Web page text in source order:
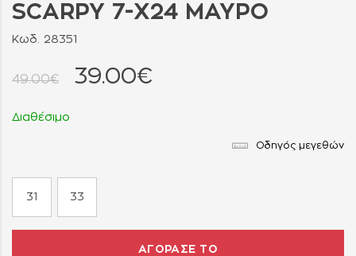
SCARPY 7-Χ24 ΜΑΥΡΟ
Κωδ. 28351
49.00€ 39.00€
Διαθέσιμο
Οδηγός μεγεθών
31 33
ΑΓΟΡΑΣΕ ΤΟ